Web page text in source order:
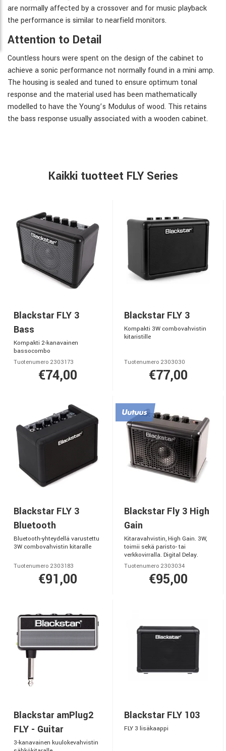
are normally affected by a crossover and for music playback
the performance is similar to nearfield monitors.
Attention to Detail
Countless hours were spent on the design of the cabinet to
achieve a sonic performance not normally found in a mini amp.
The housing is sealed and tuned to ensure optimum tonal
response and the material used has been mathematically
modelled to have the Young’s Modulus of wood. This retains
the bass response usually associated with a wooden cabinet.
Kaikki tuotteet FLY Series
Blackstar FLY 3
Bass
Kompakti 2-kanavainen
bassocombo
Tuotenumero 2303173
€74,00
Blackstar FLY 3
Kompakti 3W combovahvistin
kitaristille
Tuotenumero 2303030
€77,00
Blackstar FLY 3
Bluetooth
Bluetooth-yhteydellä varustettu
3W combovahvistin kitaralle
Tuotenumero 2303183
€91,00
Blackstar Fly 3 High
Gain
Kitaravahvistin, High Gain. 3W,
toimii sekä paristo- tai
verkkovirralla. Digital Delay.
Tuotenumero 2303034
€95,00
Blackstar amPlug2
FLY - Guitar
3-kanavainen kuulokevahvistin
Blackstar FLY 103
FLY 3 lisäkaappi